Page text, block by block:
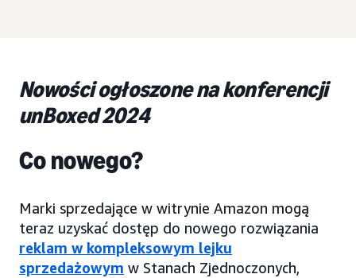
Nowości ogłoszone na konferencji
unBoxed 2024
Co nowego?
Marki sprzedające w witrynie Amazon mogą
teraz uzyskać dostęp do nowego rozwiązania
reklam w kompleksowym lejku
sprzedażowym w Stanach Zjednoczonych,